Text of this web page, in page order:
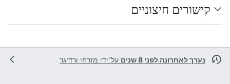
קישורים חיצוניים
נערך לאחרונה לפני 8 שנים על־ידי מזרחי ורדיגר